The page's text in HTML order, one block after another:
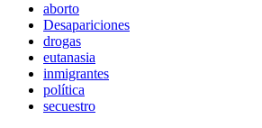
aborto
Desapariciones
drogas
eutanasia
inmigrantes
política
secuestro